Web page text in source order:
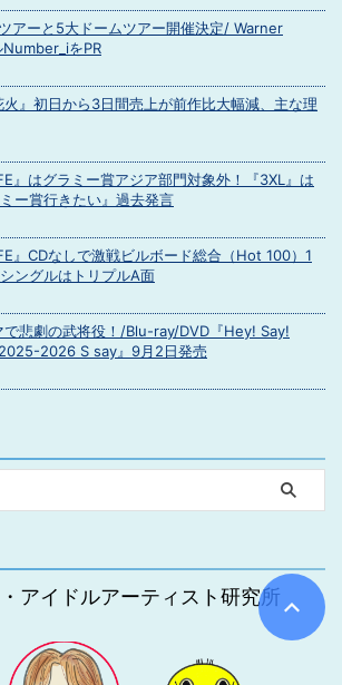
アーと5大ドームツアー開催決定/ Warner
をPR
』初日から3日間売上が前作比大幅減、主な理
』はグラミー賞アジア部門対象外！『3XL』は
ー賞行きたい』過去発言
』CDなしで激戦ビルボード総合（Hot 100）1
ングルはトリプルA面
で悲劇の武将役！/Blu-ray/DVD『Hey! Say!
2026 S say』9月2日発売
アイドルアーティスト研究所